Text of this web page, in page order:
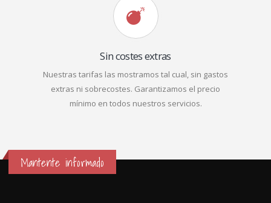
Sin costes extras
Nuestras tarifas las mostramos tal cual, sin gastos
extras ni sobrecostes. Garantizamos el precio
mínimo en todos nuestros servicios.
Mantente informado